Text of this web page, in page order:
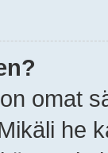
omat
he